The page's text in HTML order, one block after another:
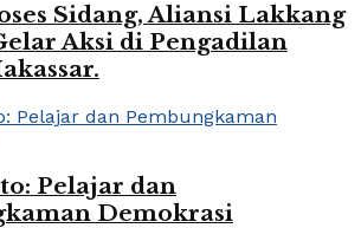
Sidang, Aliansi Lakkang
Aksi di Pengadilan
Pelajar dan
Demokrasi